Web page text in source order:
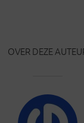
OVER DEZE